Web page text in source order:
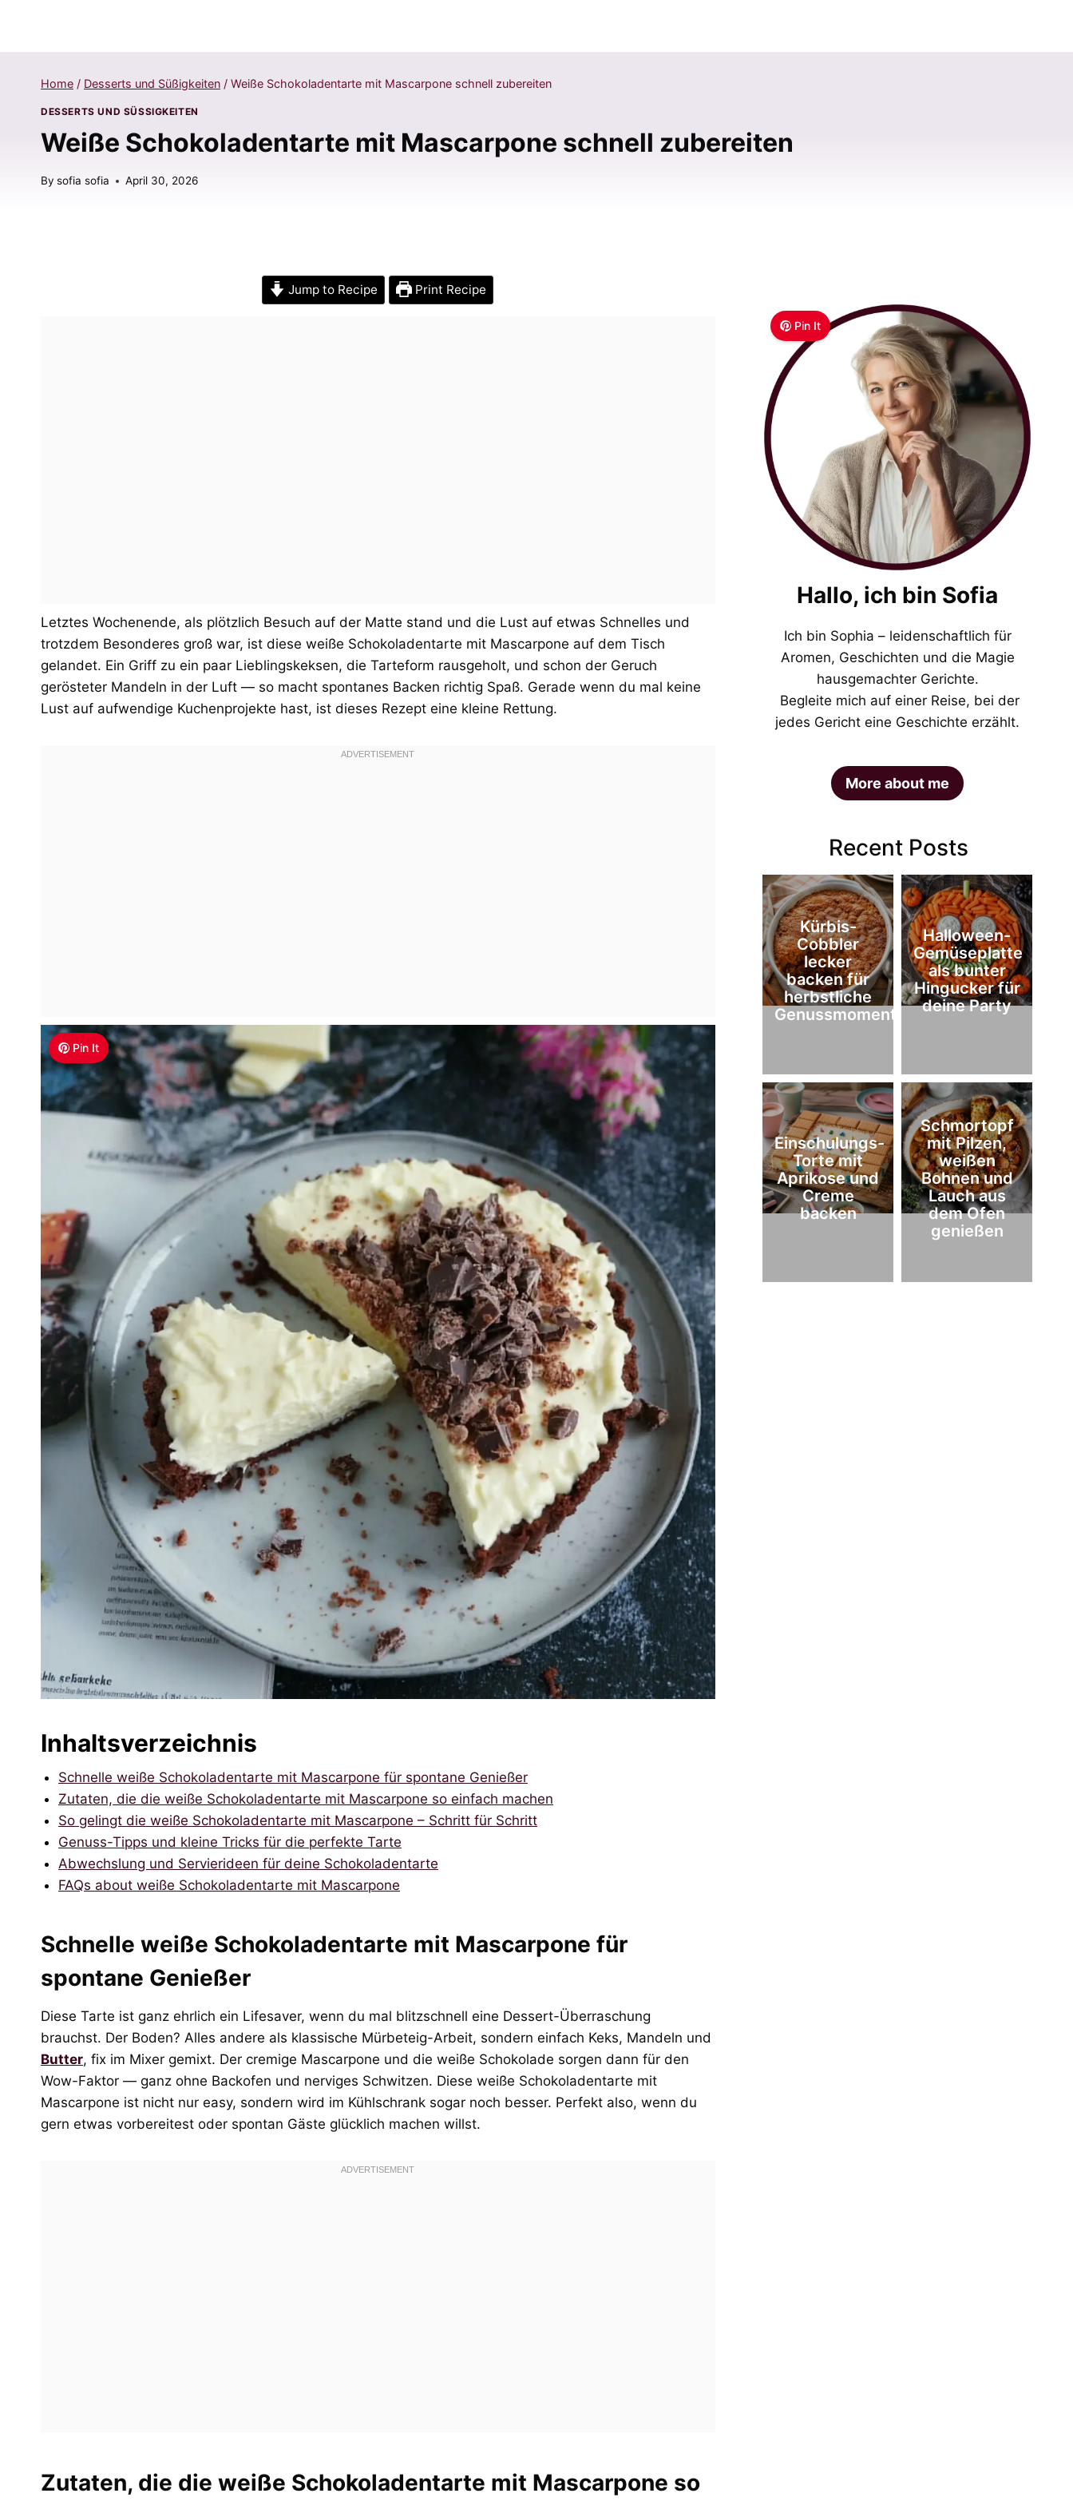
Home / Desserts und Süßigkeiten / Weiße Schokoladentarte mit Mascarpone schnell zubereiten
DESSERTS UND SÜSSIGKEITEN
Weiße Schokoladentarte mit Mascarpone schnell zubereiten
By sofia sofia April 30, 2026
Jump to Recipe Print Recipe
Letztes Wochenende, als plötzlich Besuch auf der Matte stand und die Lust auf etwas Schnelles und
trotzdem Besonderes groß war, ist diese weiße Schokoladentarte mit Mascarpone auf dem Tisch
gelandet. Ein Griff zu ein paar Lieblingskeksen, die Tarteform rausgeholt, und schon der Geruch
gerösteter Mandeln in der Luft — so macht spontanes Backen richtig Spaß. Gerade wenn du mal keine
Lust auf aufwendige Kuchenprojekte hast, ist dieses Rezept eine kleine Rettung.
Pin It
Inhaltsverzeichnis
Schnelle weiße Schokoladentarte mit Mascarpone für spontane Genießer
Zutaten, die die weiße Schokoladentarte mit Mascarpone so einfach machen
So gelingt die weiße Schokoladentarte mit Mascarpone – Schritt für Schritt
Genuss-Tipps und kleine Tricks für die perfekte Tarte
Abwechslung und Servierideen für deine Schokoladentarte
FAQs about weiße Schokoladentarte mit Mascarpone
Schnelle weiße Schokoladentarte mit Mascarpone für
spontane Genießer
Diese Tarte ist ganz ehrlich ein Lifesaver, wenn du mal blitzschnell eine Dessert-Überraschung
brauchst. Der Boden? Alles andere als klassische Mürbeteig-Arbeit, sondern einfach Keks, Mandeln und
Butter, fix im Mixer gemixt. Der cremige Mascarpone und die weiße Schokolade sorgen dann für den
Wow-Faktor — ganz ohne Backofen und nerviges Schwitzen. Diese weiße Schokoladentarte mit
Mascarpone ist nicht nur easy, sondern wird im Kühlschrank sogar noch besser. Perfekt also, wenn du
gern etwas vorbereitest oder spontan Gäste glücklich machen willst.
Zutaten, die die weiße Schokoladentarte mit Mascarpone so
Pin It
Hallo, ich bin Sofia
Ich bin Sophia – leidenschaftlich für
Aromen, Geschichten und die Magie
hausgemachter Gerichte.
Begleite mich auf einer Reise, bei der
jedes Gericht eine Geschichte erzählt.
More about me
Recent Posts
Kürbis-
Cobbler
lecker
backen für
herbstliche
Genussmomente
Halloween-
Gemüseplatte
als bunter
Hingucker für
deine Party
Einschulungs-
Torte mit
Aprikose und
Creme
backen
Schmortopf
mit Pilzen,
weißen
Bohnen und
Lauch aus
dem Ofen
genießen